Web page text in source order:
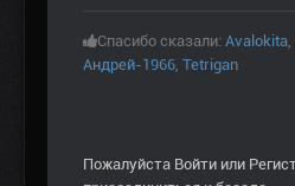
Спасибо сказали: Avalokita,
Андрей-1966, Tetrigan
Пожалуйста Войти или